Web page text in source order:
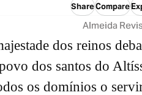
ShareCompare
Almeida
dos reinos
dos santos do
os domínios o